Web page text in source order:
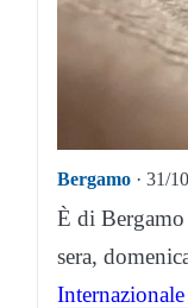
Bergamo · 31/
È di
sera,